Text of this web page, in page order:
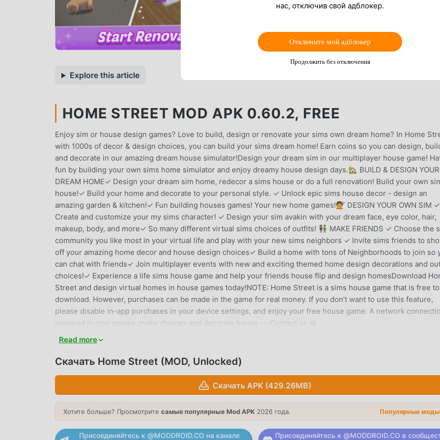
Explore this article
HOME STREET MOD APK 0.60.2, FREE
Enjoy sim or house design games? Love to build, design or renovate your sims own dream home? In Home
with 1000s of decor & design choices, you can build your sims dream home! Earn coins so you can design,
and decorate in our amazing dream house simulator!Design your dream sim in our multiplayer house game!
fun by building your own sims home simulator and enjoy dreamy house design days.🏡 BUILD & DESIGN YOUR
DREAM HOME✓ Design your dream sim home, redecor a sims house or do a full renovation! Build your own
house!✓ Build your home and decorate to your personal style. ✓ Unlock epic sims house decor - design an
amazing garden & kitchen!✓ Fun building houses games! Your new home games!💇 DESIGN YOUR OWN SIM ✓
Create and customize your my sims character! ✓ Design your sim avakin with your dream face, eye color, hair,
makeup, body, and more✓ So many different virtual sims choices of outfits! 👫 MAKE FRIENDS ✓ Choose the
community you like most in your virtual life and play with your new sims neighbors ✓ Invite sims friends to
off your amazing home decor and house design choices✓ Build a home with tons of Neighborhoods to join so
can chat with friends✓ Join multiplayer events with new and exciting themed home design decorations and
choices!✓ Experience a life sims house game and help your friends house flip and design homesDownload
Street and design virtual homes in house games today!NOTE: Home Street is a sims house game that is free to
download. However, purchases can be made in the game for real money. If you don’t want to use this feature,
please disable in-app purchases in your device settings, and enjoy your free house game. A network
required to play games, make choices and decorate house.---Contact us at
support@supersolid.comhttp://supersolid.com/privacy/
HOME STREET ВВЕДЕНИЕ
Home Street В последнее время очень популярная игра simulation завоевала множество поклонников по
всему миру, которым нравятся игры simulation. Если вы хотите скачать эту игру, так как это крупнейший в
вам последнюю версию Home Street 0.60.2 бесплатно, но также бесплатно предоставляет мод Free,
вам сохранить повторяющуюся механическую задачу в игре, чтобы вы могли сосредоточиться на
наслаждении радостью, которую приносит сама игра. moddroid обещает, что любой мод Home Street не
Read more
Скачать Home Street (MOD, Unlocked)
Скачать APK (429.26MB)
Хотите больше? Просмотрите самые популярные Mod APK 2026 года. Популярные
Присоединяйтесь к @MODDROID.CO на канале
Присоединяйтесь к @MODDROID.CO в
нас, отключив свой адблокер.
Отключите мой адблокер
Продолжить без отключения